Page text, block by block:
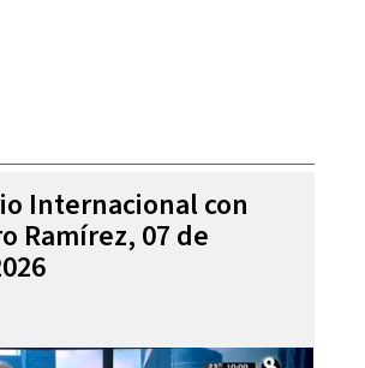
Internacional con
Ramírez, 07 de